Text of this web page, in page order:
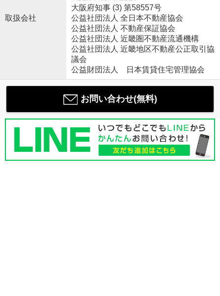
取扱会社
大阪府知事 (3) 第58557号
公益社団法人 全日本不動産協会
公益社団法人 不動産保証協会
公益社団法人 近畿圏不動産流通機構
公益社団法人 近畿地区不動産公正取引協
議会
公益財団法人 日本賃貸住宅管理協会
お問い合わせ(無料)